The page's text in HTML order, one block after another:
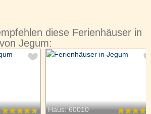
diese Ferienhäuser in
Jegum:
Haus: 60010